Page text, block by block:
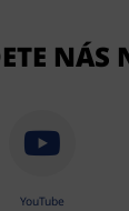
NÁS
YouTube